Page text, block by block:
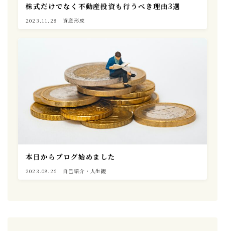
株式だけでなく不動産投資も行うべき理由3選
2023.11.28 資産形成
本日からブログ始めました
2023.08.26 自己紹介・人生観